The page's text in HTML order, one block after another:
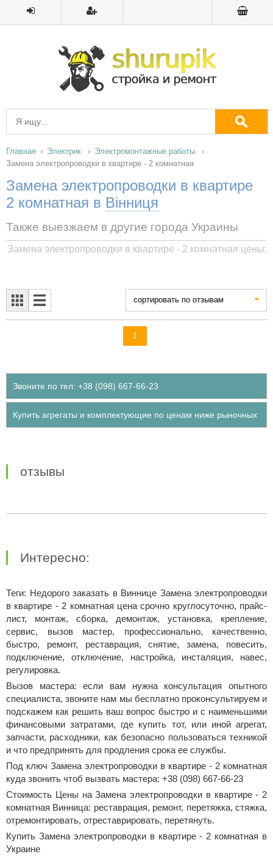
Главная Электрик
Электромонтажные работы
Замена электропроводки в квартире - 2 комнатная
Замена электропроводки в квартире
2 комнатная в Вінниця
Также выезжаем в другие города Украины
Замена электропроводки в квартире - 2 комнатная цены:
cортировать по отзывам
1
Звоните по тел: +38 (098) 667-66-23
Купить агрегаты и комплектующие по ценам ниже рыночных
отзывы
Интересно:
Теги: Недорого заказать в Виннице Замена электропроводки
в квартире - 2 комнатная цена срочно круглосуточно, прайс-
лист, монтаж, сборка, демонтаж, установка, крепление,
сервис, вызов мастер, профессионально, качественно,
быстро, ремонт, реставрация, снятие, замена, повесить,
подключение, отключение, настройка, инсталяция, навес,
регулировка.
Вызов мастера: если вам нужна консультация опытного
специалиста, звоните нам мы бесплатно проконсультируем и
подскажем как решить ваш вопрос быстро и с наименьшими
финансовыми затратами, где купить тот, или иной агрегат,
запчасти, расходники, как безопасно пользоваться техникой
и что предпринять для продления срока ее службы.
Под ключ Замена электропроводки в квартире - 2 комнатная
куда звонить чтоб вызвать мастера: +38 (098) 667-66-23
Стоимость Цены на Замена электропроводки в квартире - 2
комнатная Винница: реставрация, ремонт, перетяжка, стяжка,
отремонтировать, отреставрировать, перетянуть.
Купить Замена электропроводки в квартире - 2 комнатная в
Украине